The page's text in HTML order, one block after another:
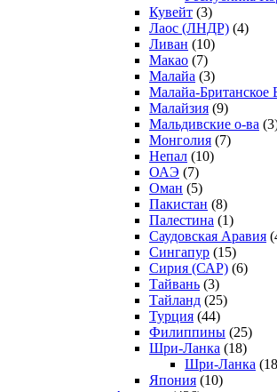
Кувейт (3)
Лаос (ЛНДР) (4)
Ливан (10)
Макао (7)
Малайа (3)
Малайа-Британское
Малайзия (9)
Мальдивские о-ва
Монголия (7)
Непал (10)
ОАЭ (7)
Оман (5)
Пакистан (8)
Палестина (1)
Саудовская Аравия
Сингапур (15)
Сирия (САР) (6)
Тайвань (3)
Тайланд (25)
Турция (44)
Филиппины (25)
Шри-Ланка (18)
Шри-Ланка
Япония (10)